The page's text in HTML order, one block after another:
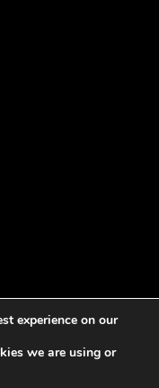
experience on our
we are using or